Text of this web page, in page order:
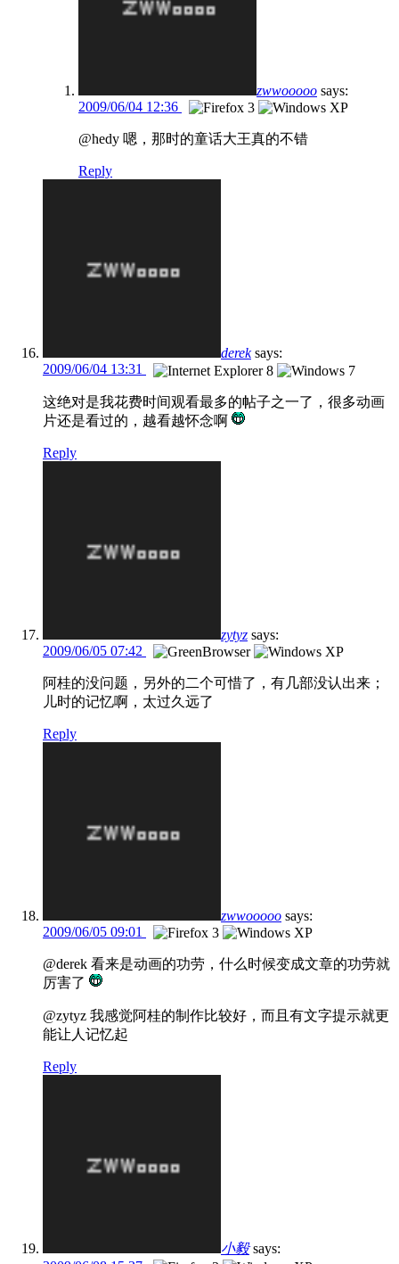
zwwooooo says:
2009/06/04 12:36
@hedy 嗯，那时的童话大王真的不错
Reply
derek says:
2009/06/04 13:31
这绝对是我花费时间观看最多的帖子之一了，很多动画
片还是看过的，越看越怀念啊
Reply
zytyz says:
2009/06/05 07:42
阿桂的没问题，另外的二个可惜了，有几部没认出来；
儿时的记忆啊，太过久远了
Reply
zwwooooo says:
2009/06/05 09:01
@derek 看来是动画的功劳，什么时候变成文章的功劳就
厉害了
@zytyz 我感觉阿桂的制作比较好，而且有文字提示就更
能让人记忆起
Reply
小毅 says: